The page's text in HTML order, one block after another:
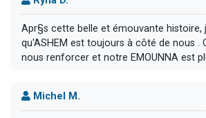
Apr§s cette belle et émouvante histoire,
qu'ASHEM est toujours à côté de nous .
nous renforcer et notre EMOUNNA est
Michel M.